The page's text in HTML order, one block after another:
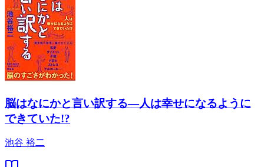
脳はなにかと言い訳する―人は幸せになるように
できていた!?
池谷 裕二